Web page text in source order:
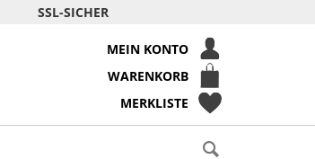
SSL-SICHER
MEIN KONTO
WARENKORB
MERKLISTE